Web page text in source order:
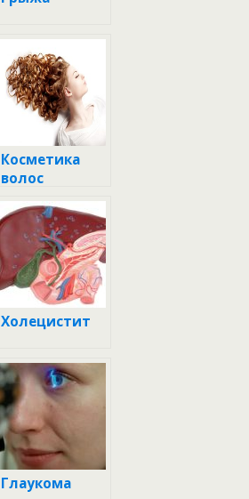
Косметика
волос
Холецистит
Глаукома